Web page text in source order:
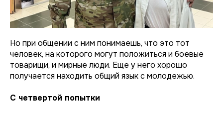
Но при общении с ним понимаешь, что это тот
человек, на которого могут положиться и боевые
товарищи, и мирные люди. Еще у него хорошо
получается находить общий язык с молодежью.
С четвертой попытки